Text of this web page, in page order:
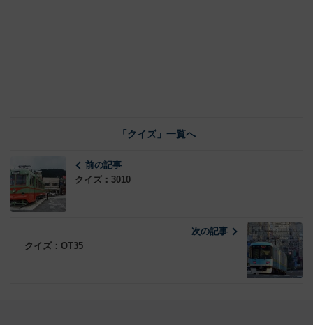
「クイズ」一覧へ
前の記事
クイズ：3010
次の記事
クイズ：OT35